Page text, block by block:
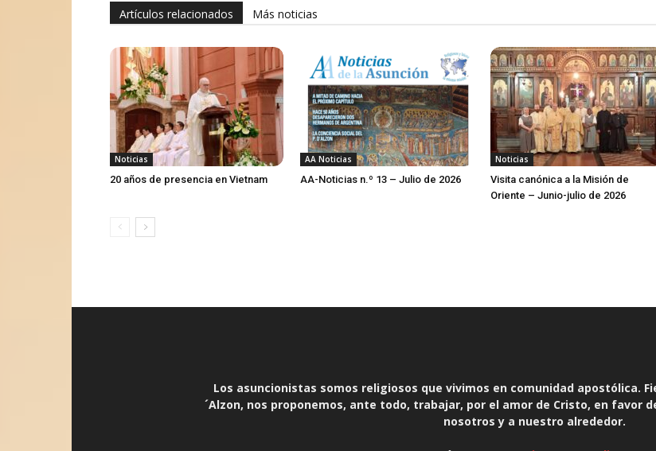
Artículos relacionados Más noticias
Noticias
20 años de presencia en Vietnam
AA Noticias
AA-Noticias n.º 13 – Julio de 2026
Noticias
Visita canónica a la Misión de
Oriente – Junio-julio de 2026
Los asuncionistas somos religiosos que vivimos en comunidad apostólica.
´Alzon, nos proponemos, ante todo, trabajar, por el amor de Cristo, en favor
nosotros y a nuestro alrededor.